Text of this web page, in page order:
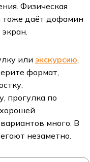
Физическая
тоже даёт дофамин
или экскурсию
формат,
прогулка по
много. В
незаметно.